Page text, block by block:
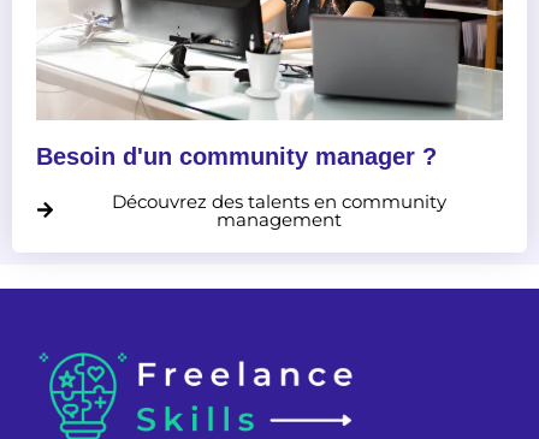
Besoin d'un community manager ?
Découvrez des talents en community
management